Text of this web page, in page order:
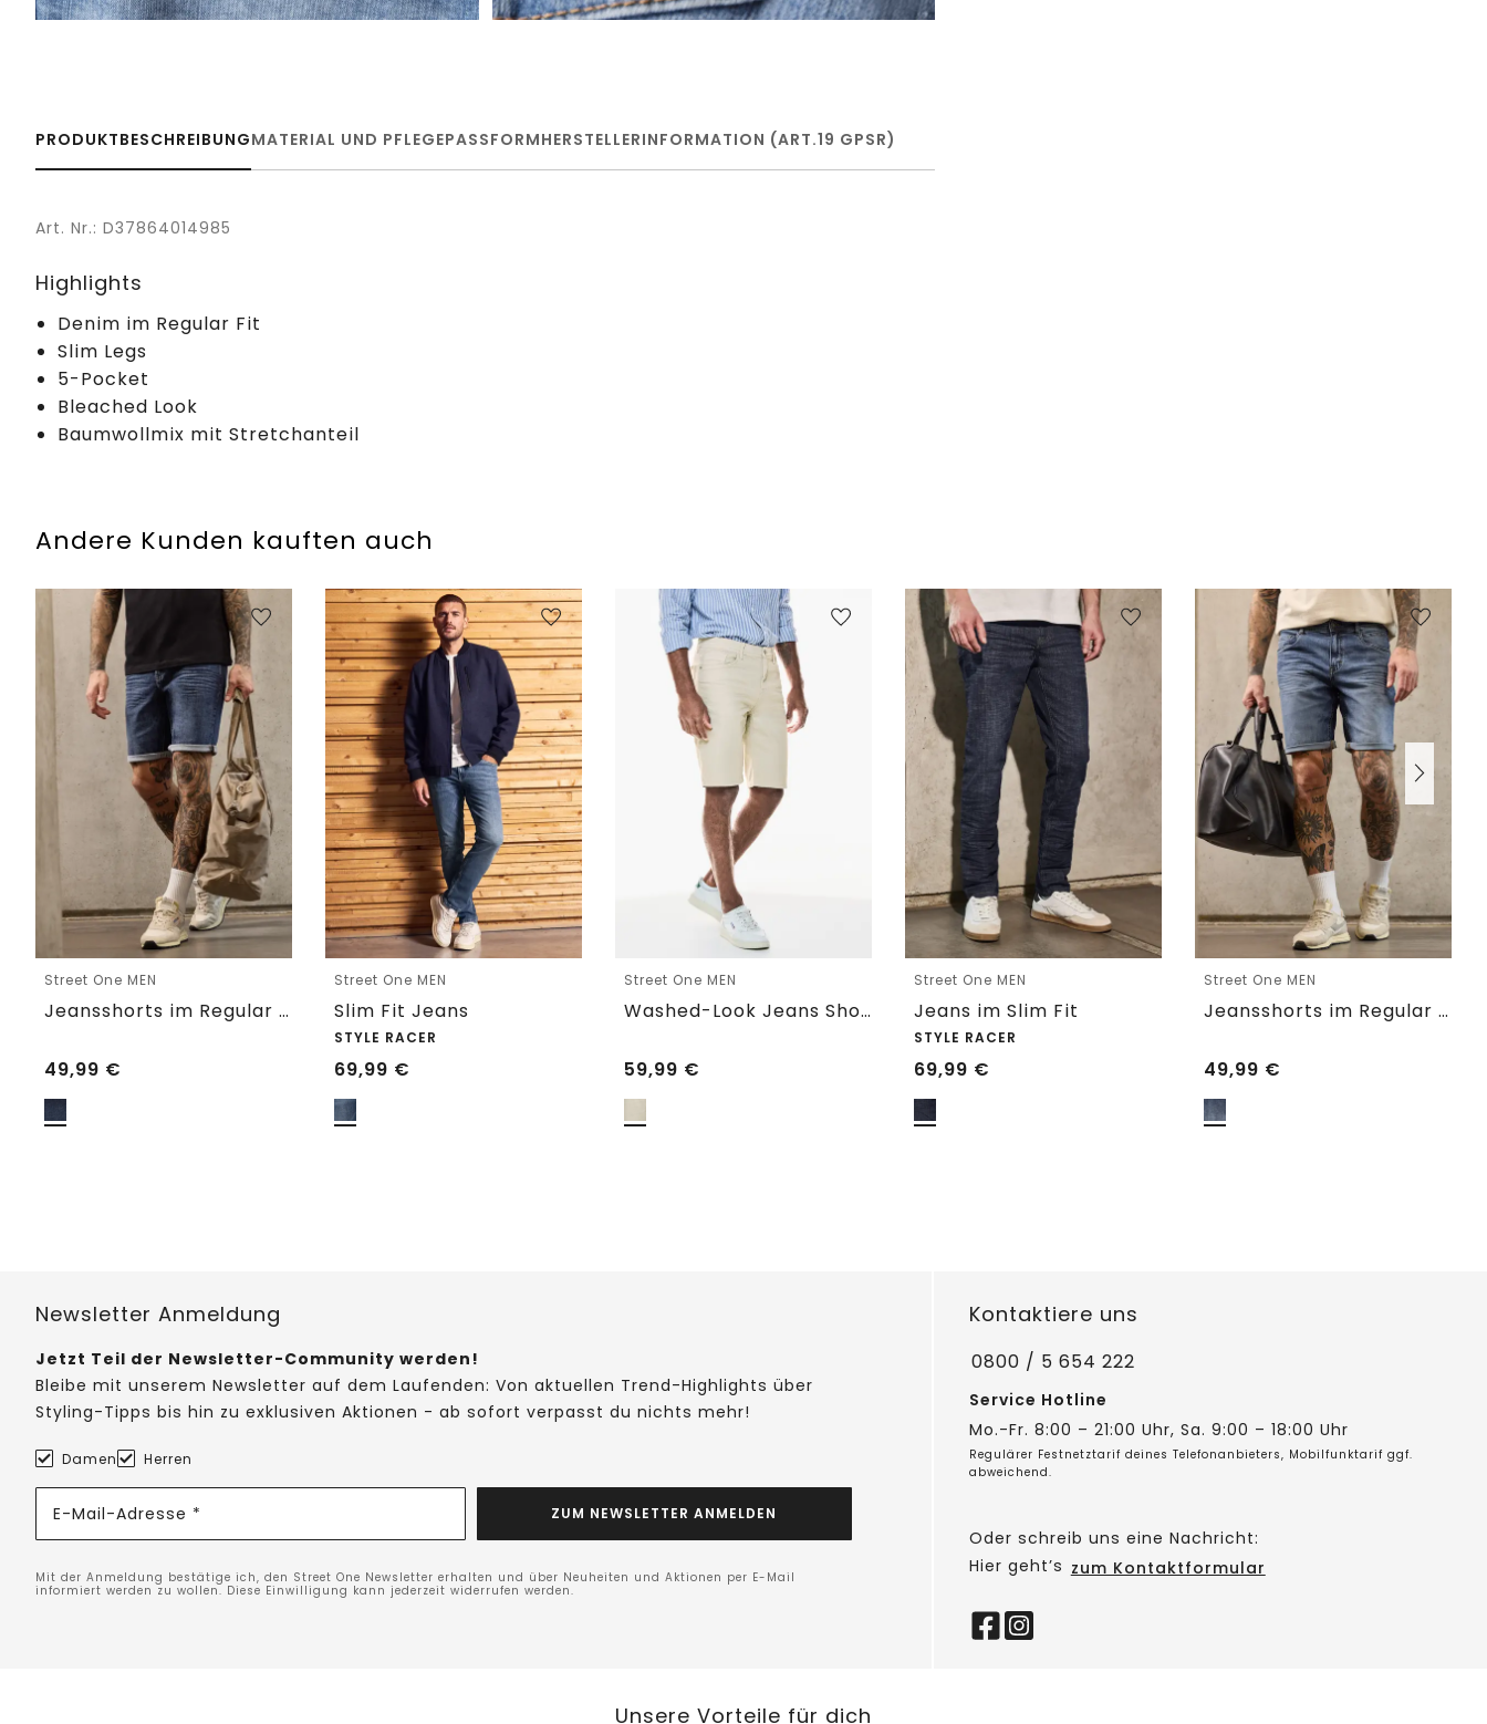
PRODUKTBESCHREIBUNGMATERIAL UND PFLEGEPASSFORMHERSTELLERINFORMATION (ART.19 GPSR)
Art. Nr.: D37864014985
Highlights
Denim im Regular Fit
Slim Legs
5-Pocket
Bleached Look
Baumwollmix mit Stretchanteil
Andere Kunden kauften auch
Street One MEN
Jeansshorts im Regular Fit
49,99 €
Street One MEN
Slim Fit Jeans
STYLE RACER
69,99 €
Street One MEN
Washed-Look Jeans Shorts
59,99 €
Street One MEN
Jeans im Slim Fit
STYLE RACER
69,99 €
Street One MEN
Jeansshorts im Regular Fit
49,99 €
Newsletter Anmeldung
Jetzt Teil der Newsletter-Community werden!
Bleibe mit unserem Newsletter auf dem Laufenden: Von aktuellen Trend-Highlights über
Styling-Tipps bis hin zu exklusiven Aktionen - ab sofort verpasst du nichts mehr!
Damen Herren
E-Mail-Adresse * ZUM NEWSLETTER ANMELDEN
Mit der Anmeldung bestätige ich, den Street One Newsletter erhalten und über Neuheiten und Aktionen per E-Mail
informiert werden zu wollen. Diese Einwilligung kann jederzeit widerrufen werden.
Kontaktiere uns
0800 / 5 654 222
Service Hotline
Mo.-Fr. 8:00 – 21:00 Uhr, Sa. 9:00 – 18:00 Uhr
Regulärer Festnetztarif deines Telefonanbieters, Mobilfunktarif ggf.
abweichend.
Oder schreib uns eine Nachricht:
Hier geht’s zum Kontaktformular
Unsere Vorteile für dich